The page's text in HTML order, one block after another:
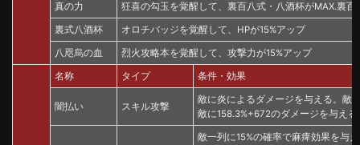
真の力 狂喜の勾玉を覚醒して、裏百八式・八酒杯がMAX.裏百
裏式八酒杯 オロチバッジを覚醒して、HPが15%アップ
八咫烏の血 烈火攻略本を覚醒して、攻撃力が15%アップ
名称 タイプ 条件・効果
闇払い スキル攻撃
敵に炎によるダメージを与える。敵
敵に158.3%+672のダメージを与え
敵一列に15%の確率で麻痺効果を与